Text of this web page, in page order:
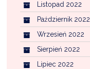
Listopad 2022
Październik 2022
Wrzesień 2022
Sierpień 2022
Lipiec 2022